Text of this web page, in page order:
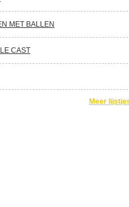
MET BALLEN
CAST
Meer